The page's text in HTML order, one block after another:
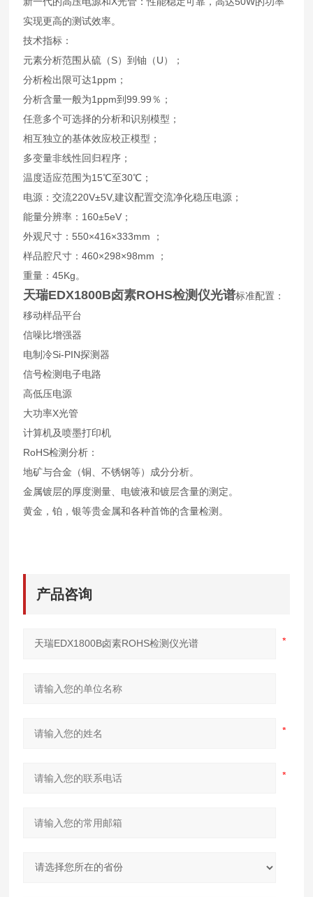
实现更高的测试效率。
技术指标：
元素分析范围从硫（S）到铀（U）；
分析检出限可达1ppm；
分析含量一般为1ppm到99.99％；
任意多个可选择的分析和识别模型；
相互独立的基体效应校正模型；
多变量非线性回归程序；
温度适应范围为15℃至30℃；
电源：交流220V±5V,建议配置交流净化稳压电源；
能量分辨率：160±5eV；
外观尺寸：550×416×333mm ；
样品腔尺寸：460×298×98mm ；
重量：45Kg。
天瑞EDX1800B卤素ROHS检测仪光谱标准配置：
移动样品平台
信噪比增强器
电制冷Si-PIN探测器
信号检测电子电路
高低压电源
大功率X光管
计算机及喷墨打印机
RoHS检测分析：
地矿与合金（铜、不锈钢等）成分分析。
金属镀层的厚度测量、电镀液和镀层含量的测定。
黄金，铂，银等贵金属和各种首饰的含量检测。
产品咨询